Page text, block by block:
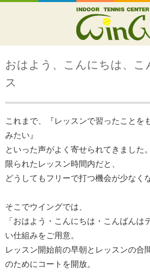
おはよう、こんにちは、こ
ス
これまで、『レッスンで習ったことを
みたい』
といった声がよく寄せられてきました。
限られたレッスン時間内だと、
どうしてもフリーで打つ機会が少なく
そこでウイングでは、
「おはよう・こんにちは・こんばんは
い仕組みをご用意。
レッスン開始前の早朝とレッスンの合
のためにコートを開放。